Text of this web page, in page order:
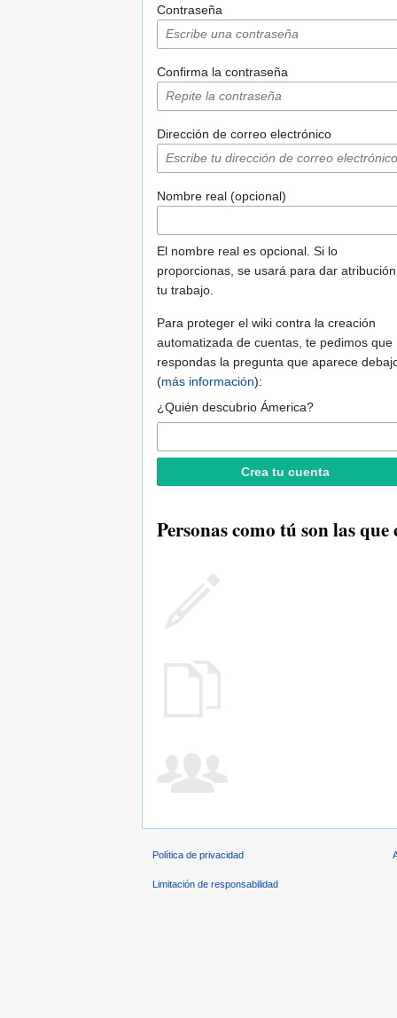
Contraseña
Confirma la contraseña
Dirección de correo electrónico
Nombre real (opcional)
El nombre real es opcional. Si lo
proporcionas, se usará para dar
tu trabajo.
Para proteger el wiki contra la creación
automatizada de cuentas, te pedimos que
respondas la pregunta que aparece
(más información):
¿Quién descubrio Ámerica?
Personas como tú son las
Política de privacidad
Limitación de responsabilidad